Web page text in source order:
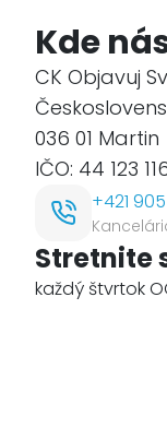
Kde
CK Objavuj
036 01 Martin
IČO: 44 123
+421
Stretnite
každý štvrtok